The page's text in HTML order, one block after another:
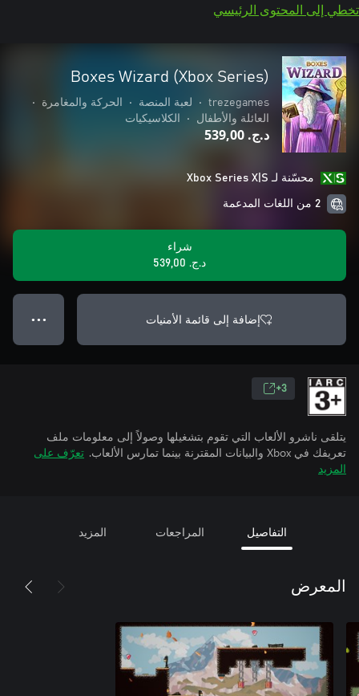
تخطي إلى المحتوى الرئيسي
Boxes Wizard (Xbox Series)
trezegames
• لعبة المنصة • الحركة والمغامرة
•
العائلة والأطفال
• الكلاسيكيات
د.ج.‏ 539,00
محسّنة لـ Xbox Series X|S
2 من اللغات المدعمة
شراء
د.ج.‏ 539,00
إضافة إلى قائمة الأمنيات ● ● ●
3+
يتلقى ناشرو الألعاب التي تقوم بتشغيلها وصولاً إلى معلومات ملف
تعريفك في Xbox والبيانات المقترنة بينما تمارس الألعاب.
تعرّف على
المزيد
التفاصيل المراجعات المزيد
المعرض